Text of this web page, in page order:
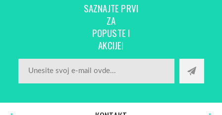
SAZNAJTE PRVI
ZA
POPUSTE I
AKCIJE!